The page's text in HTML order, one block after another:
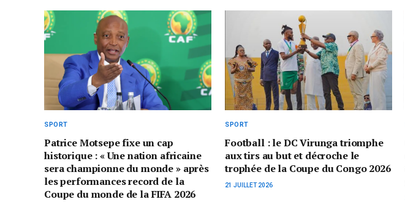
SPORT
Patrice Motsepe fixe un cap
historique : « Une nation africaine
sera championne du monde » après
les performances record de la
Coupe du monde de la FIFA 2026
SPORT
Football : le DC Virunga triomphe
aux tirs au but et décroche le
trophée de la Coupe du Congo 2026
21 JUILLET 2026